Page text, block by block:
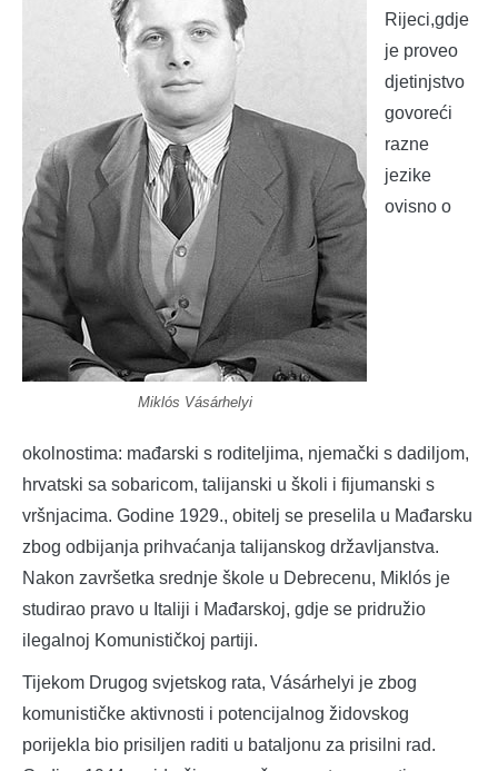
Miklós Vásárhelyi
Rijeci,gdje
je proveo
djetinjstvo
govoreći
razne
jezike
ovisno o
okolnostima: mađarski s roditeljima, njemački s dadiljom,
hrvatski sa sobaricom, talijanski u školi i fijumanski s
vršnjacima. Godine 1929., obitelj se preselila u Mađarsku
zbog odbijanja prihvaćanja talijanskog državljanstva.
Nakon završetka srednje škole u Debrecenu, Miklós je
studirao pravo u Italiji i Mađarskoj, gdje se pridružio
ilegalnoj Komunističkoj partiji.
Tijekom Drugog svjetskog rata, Vásárhelyi je zbog
komunističke aktivnosti i potencijalnog židovskog
porijekla bio prisiljen raditi u bataljonu za prisilni rad.